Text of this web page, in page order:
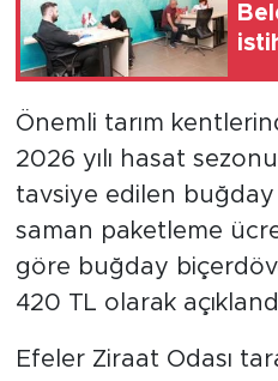
Önemli tarım
2026 yılı hasat
tavsiye edilen
saman paketleme
göre buğday
420 TL olarak
Efeler Ziraat Odası